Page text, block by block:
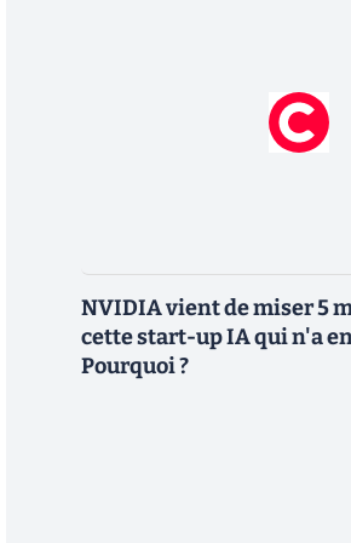
NVIDIA vient de miser 5
cette start-up IA qui n'a
Pourquoi ?